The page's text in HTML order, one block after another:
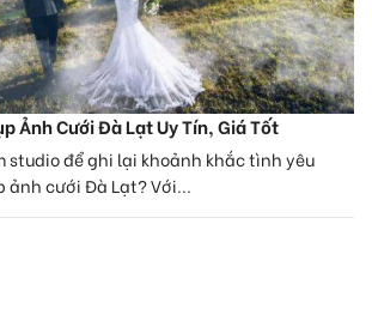
Ảnh Cưới Đà Lạt Uy Tín, Giá Tốt
studio để ghi lại khoảnh khắc tình yêu
ảnh cưới Đà Lạt? Với...